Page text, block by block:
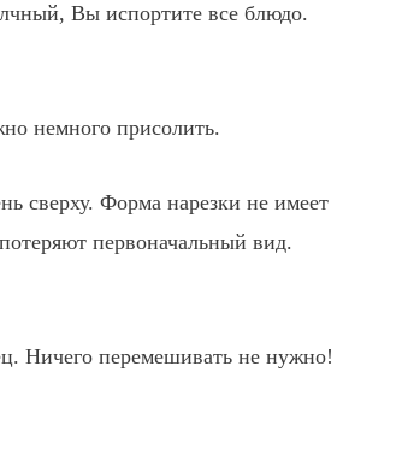
Вы испортите все блюдо.
немного присолить.
сверху. Форма нарезки не имеет
первоначальный вид.
Ничего перемешивать не нужно!